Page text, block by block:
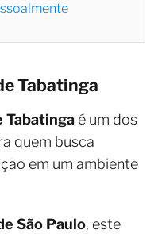
Tabatinga
Tabatinga é um dos
quem busca
em um ambiente
São Paulo, este